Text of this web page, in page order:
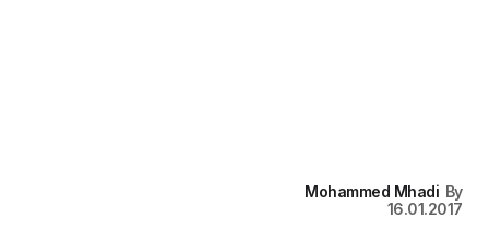
By
Mohammed Mhadi
16.01.2017